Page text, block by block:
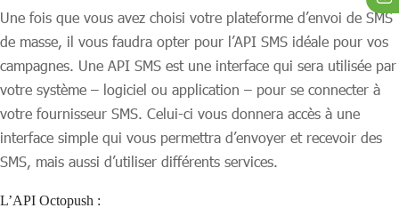
Une fois que vous avez choisi votre plateforme d’envoi de SMS
de masse, il vous faudra opter pour l’API SMS idéale pour vos
campagnes. Une API SMS est une interface qui sera utilisée par
votre système – logiciel ou application – pour se connecter à
votre fournisseur SMS. Celui-ci vous donnera accès à une
interface simple qui vous permettra d’envoyer et recevoir des
SMS, mais aussi d’utiliser différents services.
L’API Octopush :